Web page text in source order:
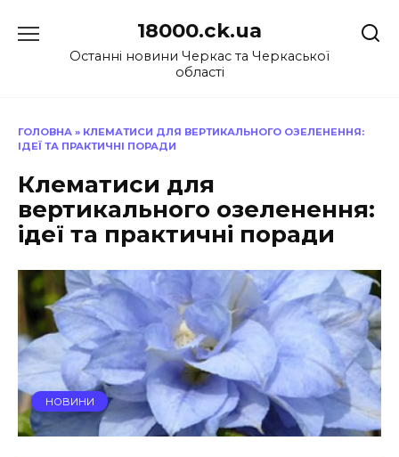
до
18000.ck.ua
Останні новини Черкас та Черкаської
області
ГОЛОВНА » КЛЕМАТИСИ ДЛЯ ВЕРТИКАЛЬНОГО ОЗЕЛЕНЕННЯ:
ІДЕЇ ТА ПРАКТИЧНІ ПОРАДИ
Клематиси для
вертикального озеленення:
ідеї та практичні поради
НОВИНИ